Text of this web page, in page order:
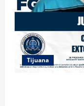
Tijuana